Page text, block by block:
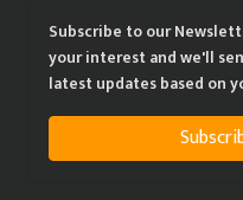
Subscribe to our
your interest and we'll
latest updates based on